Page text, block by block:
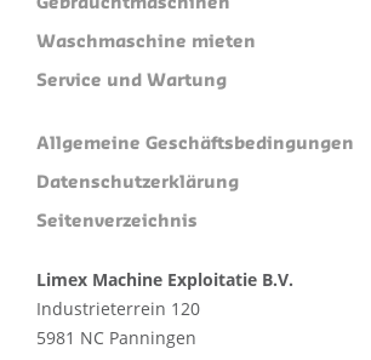
Gebrauchtmaschinen
Waschmaschine mieten
Service und Wartung
Allgemeine Geschäftsbedingungen
Datenschutzerklärung
Seitenverzeichnis
Limex Machine Exploitatie B.V.
Industrieterrein 120
5981 NC Panningen